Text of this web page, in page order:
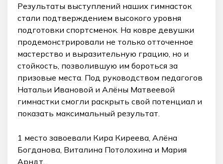
Результаты выступлений наших гимнасток
стали подтверждением высокого уровня
подготовки спортсменок. На ковре девушки
продемонстрировали не только отточенное
мастерство и выразительную грацию, но и
стойкость, позволившую им бороться за
призовые места. Под руководством педагогов
Натальи Ивановой и Алёны Матвеевой
гимнастки смогли раскрыть свой потенциал и
показать максимальный результат.
1 место завоевали Кира Киреева, Алёна
Богданова, Виталина Потолохина и Мария
Арндт.